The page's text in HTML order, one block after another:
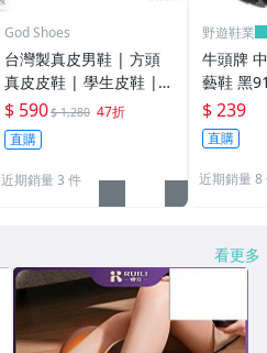
God Shoes
台灣製真皮男鞋 | 方頭
真皮皮鞋 | 學生皮鞋 |
工作鞋 ｜上班鞋
$ 590$ 1,280 47折
直購
近期銷量 3 件
野遊鞋業
牛頭牌
藝鞋 黑
$ 239
直購
近期銷量 8
看更多